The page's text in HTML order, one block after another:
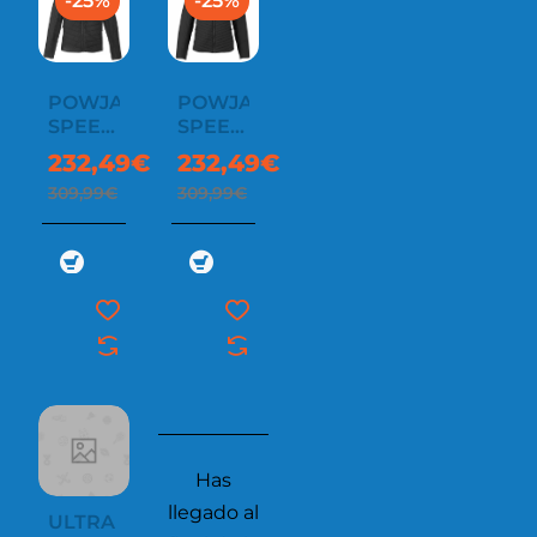
POWJACKET
SPEED
MEN
232,49€
309,99€
POWJACKET
SPEED
WOMEN
232,49€
309,99€
ULTRA
Has
llegado al